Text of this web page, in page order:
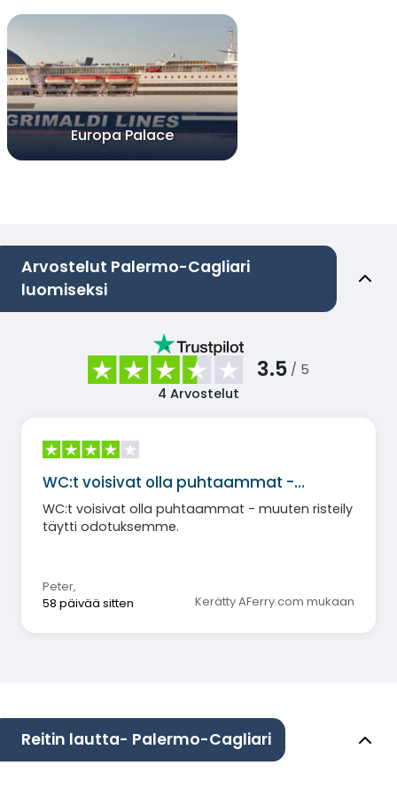
Europa Palace
Arvostelut Palermo-Cagliari
luomiseksi
3.5 / 5
4 Arvostelut
WC:t voisivat olla puhtaammat -…
WC:t voisivat olla puhtaammat - muuten risteily
täytti odotuksemme.
Peter,
58 päivää sitten
Kerätty AFerry.com mukaan
Reitin lautta- Palermo-Cagliari